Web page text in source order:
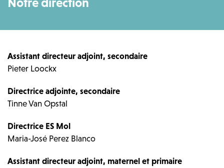
Assistant directeur adjoint, secondaire
Pieter Loockx
Directrice adjointe, secondaire
Tinne Van Opstal
Directrice ES Mol
Maria-José Perez Blanco
Assistant directeur adjoint, maternel et primaire